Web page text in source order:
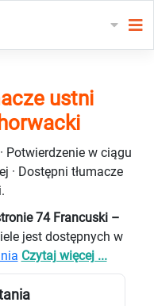
ustni
Potwierdzenie w ciągu
· Dostępni tłumacze
74 Francuski –
jest dostępnych w
Czytaj więcej ...